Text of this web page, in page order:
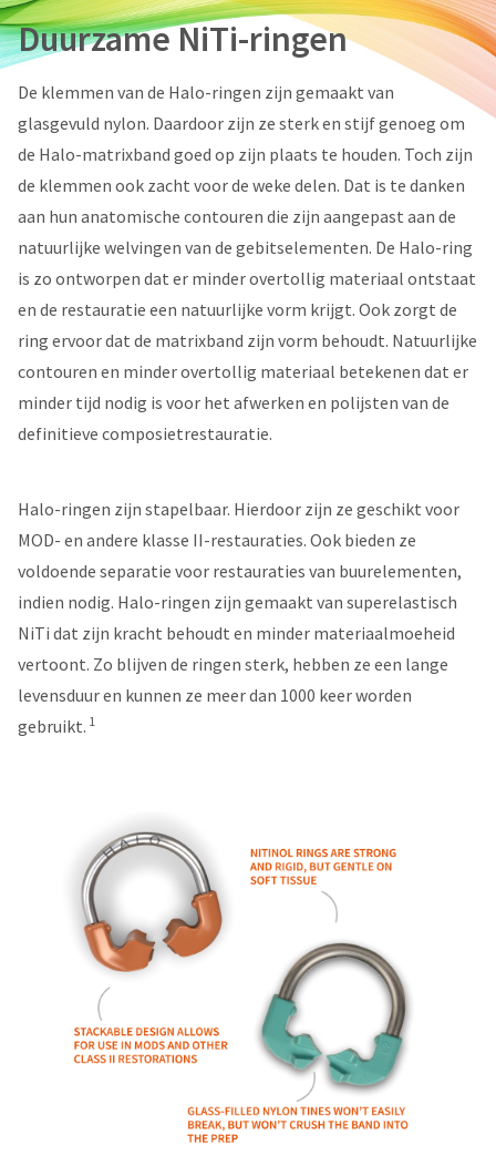
Duurzame NiTi-ringen
De klemmen van de Halo-ringen zijn gemaakt van
glasgevuld nylon. Daardoor zijn ze sterk en stijf genoeg om
de Halo-matrixband goed op zijn plaats te houden. Toch zijn
de klemmen ook zacht voor de weke delen. Dat is te danken
aan hun anatomische contouren die zijn aangepast aan de
natuurlijke welvingen van de gebitselementen. De Halo-ring
is zo ontworpen dat er minder overtollig materiaal ontstaat
en de restauratie een natuurlijke vorm krijgt. Ook zorgt de
ring ervoor dat de matrixband zijn vorm behoudt. Natuurlijke
contouren en minder overtollig materiaal betekenen dat er
minder tijd nodig is voor het afwerken en polijsten van de
definitieve composietrestauratie.
Halo-ringen zijn stapelbaar. Hierdoor zijn ze geschikt voor
MOD- en andere klasse II-restauraties. Ook bieden ze
voldoende separatie voor restauraties van buurelementen,
indien nodig. Halo-ringen zijn gemaakt van superelastisch
NiTi dat zijn kracht behoudt en minder materiaalmoeheid
vertoont. Zo blijven de ringen sterk, hebben ze een lange
levensduur en kunnen ze meer dan 1000 keer worden
gebruikt. 1
You
will
receive
an
order
email
and
an
email
when
the
item
ready
to
You
will
the
option
to
item
any
time
still
in
the
backordered
status.
you
need
to
Ultradent,
please
U.S.
Customer
Support
1.800.552.5512
remit
physical
Ultradent
Products,
PO
Box
952648
Louis,
MO